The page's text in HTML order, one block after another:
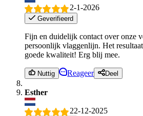
2-1-2026
Geverifieerd
Fijn en duidelijk contact over onze
persoonlijk vlaggenlijn. Het
goede kwaliteit! Erg blij mee.
Nuttig Reageer Deel
Esther
22-12-2025